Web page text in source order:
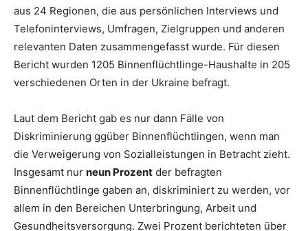
aus 24 Regionen, die aus persönlichen Interviews und
Telefoninterviews, Umfragen, Zielgruppen und anderen
relevanten Daten zusammengefasst wurde. Für diesen
Bericht wurden 1205 Binnenflüchtlinge-Haushalte in 205
verschiedenen Orten in der Ukraine befragt.
Laut dem Bericht gab es nur dann Fälle von
Diskriminierung ggüber Binnenflüchtlingen, wenn man
die Verweigerung von Sozialleistungen in Betracht zieht.
Insgesamt nur neun Prozent der befragten
Binnenflüchtlinge gaben an, diskriminiert zu werden, vor
allem in den Bereichen Unterbringung, Arbeit und
Gesundheitsversorgung. Zwei Prozent berichteten über